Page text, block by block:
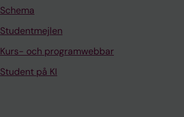
Schema
Studentmejlen
Kurs- och programwebbar
Student på KI